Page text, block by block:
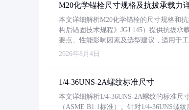
M20化学锚栓尺寸规格及抗拔承载力
本文详细解析M20化学锚栓的尺寸规格和
构后锚固技术规程》JGJ 145）提供抗拔
要点、性能影响因素及选型建议，适用于工
2026年8月4日
1/4-36UNS-2A螺纹标准尺寸
本文详细解析1/4-36UNS-2A螺纹的标准尺
（ASME B1.1标准）。针对1/4-36UNS螺